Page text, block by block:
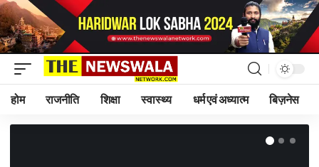
होम राजनीति शिक्षा स्वास्थ्य धर्म एवं अध्यात्म बिज़नेस